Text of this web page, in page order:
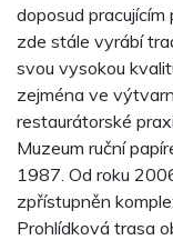
doposud pracujícím
zde stále vyrábí
svou vysokou
zejména ve
restaurátorské
Muzeum ruční
1987. Od roku
zpřístupněn
Prohlídková trasa